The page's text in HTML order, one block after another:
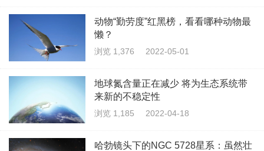
动物“勤劳度”红黑榜，看看哪种动物最
懒？
浏览 1,376 2022-05-01
地球氮含量正在减少 将为生态系统带
来新的不稳定性
浏览 1,185 2022-04-18
哈勃镜头下的NGC 5728星系：虽然壮